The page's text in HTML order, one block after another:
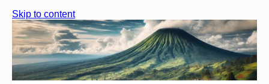
Skip to content